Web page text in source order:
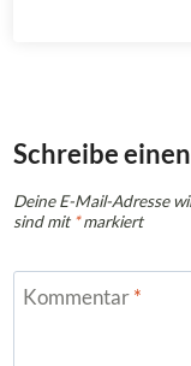
Schreibe
Deine E-Mail-Adresse
sind mit*markiert
Kommentar*